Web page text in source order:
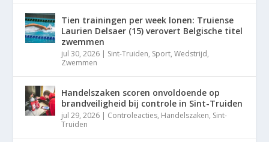
Tien trainingen per week lonen: Truiense
Laurien Delsaer (15) verovert Belgische titel
zwemmen
jul 30, 2026 | Sint-Truiden, Sport,Wedstrijd,
Zwemmen
Handelszaken scoren onvoldoende op
brandveiligheid bij controle in Sint-Truiden
jul 29, 2026 | Controleacties, Handelszaken, Sint-
Truiden